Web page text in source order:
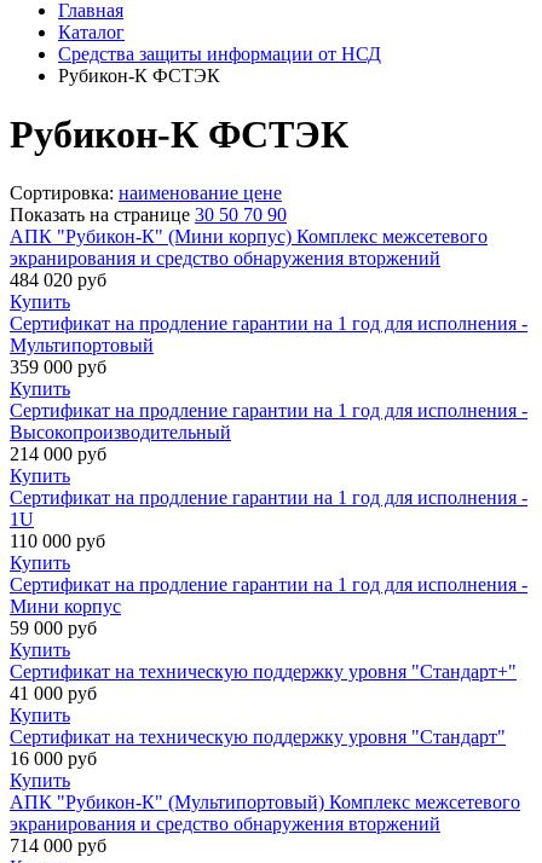
Главная
Каталог
Средства защиты информации от НСД
Рубикон-К ФСТЭК
Рубикон-К ФСТЭК
Сортировка: наименование цене
Показать на странице 30 50 70 90
АПК "Рубикон-К" (Мини корпус) Комплекс межсетевого
экранирования и средство обнаружения вторжений
484 020 руб
Купить
Сертификат на продление гарантии на 1 год для исполнения -
Мультипортовый
359 000 руб
Купить
Сертификат на продление гарантии на 1 год для исполнения -
Высокопроизводительный
214 000 руб
Купить
Сертификат на продление гарантии на 1 год для исполнения -
1U
110 000 руб
Купить
Сертификат на продление гарантии на 1 год для исполнения -
Мини корпус
59 000 руб
Купить
Сертификат на техническую поддержку уровня "Стандарт+"
41 000 руб
Купить
Сертификат на техническую поддержку уровня "Стандарт"
16 000 руб
Купить
АПК "Рубикон-К" (Мультипортовый) Комплекс межсетевого
экранирования и средство обнаружения вторжений
714 000 руб